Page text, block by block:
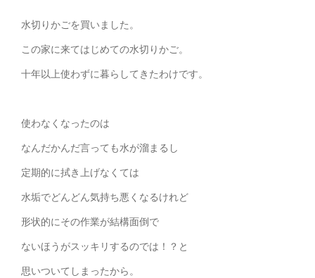
水切りかごを買いました。
この家に来てはじめての水切りかご。
十年以上使わずに暮らしてきたわけです。
使わなくなったのは
なんだかんだ言っても水が溜まるし
定期的に拭き上げなくては
水垢でどんどん気持ち悪くなるけれど
形状的にその作業が結構面倒で
ないほうがスッキリするのでは！？と
思いついてしまったから。